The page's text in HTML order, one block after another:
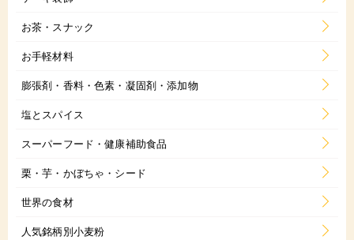
お茶・スナック
お手軽材料
膨張剤・香料・色素・凝固剤・添加物
塩とスパイス
スーパーフード・健康補助食品
栗・芋・かぼちゃ・シード
世界の食材
人気銘柄別小麦粉